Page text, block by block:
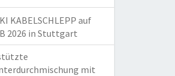
KABELSCHLEPP auf
2026 in Stuttgart
mit